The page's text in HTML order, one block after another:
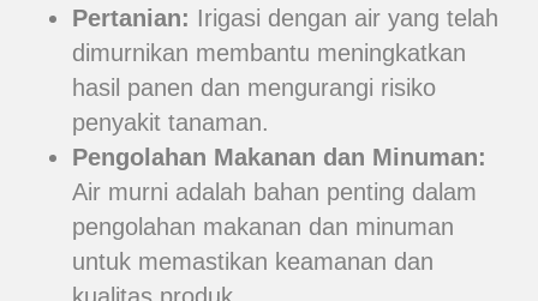
Pertanian: Irigasi dengan air yang telah
dimurnikan membantu meningkatkan
hasil panen dan mengurangi risiko
penyakit tanaman.
Pengolahan Makanan dan Minuman:
Air murni adalah bahan penting dalam
pengolahan makanan dan minuman
untuk memastikan keamanan dan